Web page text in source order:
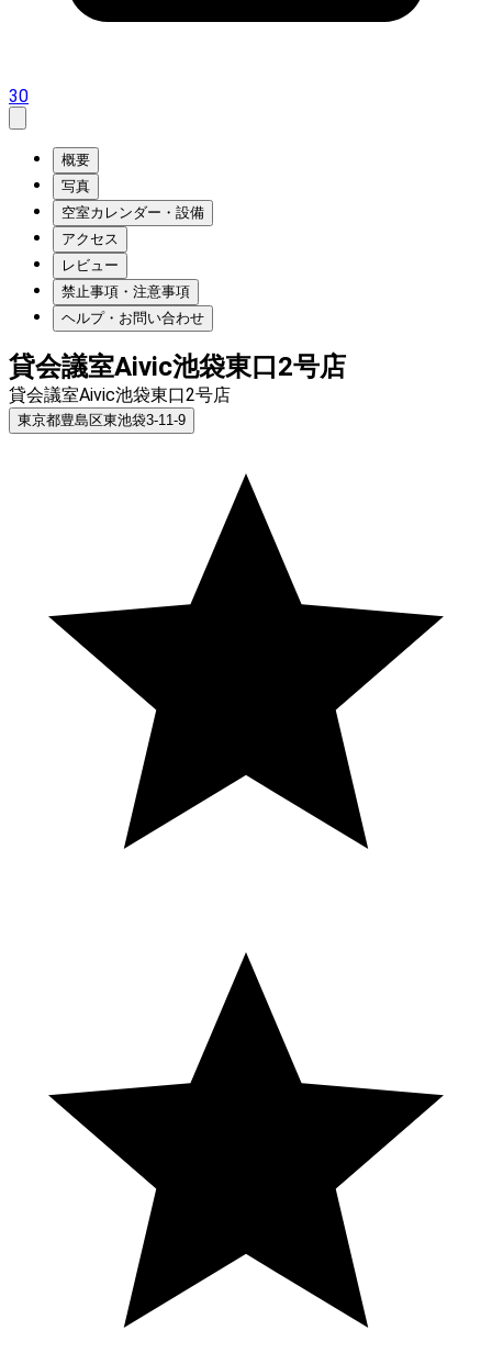
30
概要
写真
空室カレンダー・設備
アクセス
レビュー
禁止事項・注意事項
ヘルプ・お問い合わせ
貸会議室Aivic池袋東口2号店
貸会議室Aivic池袋東口2号店
東京都豊島区東池袋3-11-9